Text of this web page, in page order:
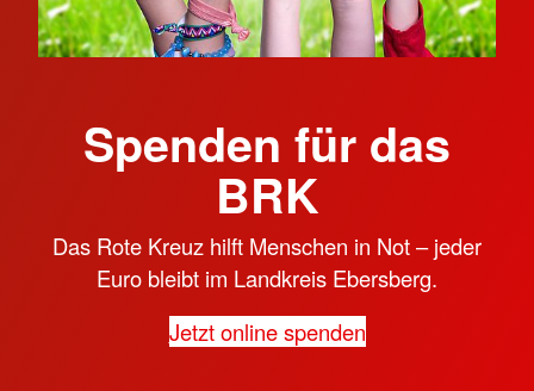
Spenden für das
BRK
Das Rote Kreuz hilft Menschen in Not – jeder
Euro bleibt im Landkreis Ebersberg.
Jetzt online spenden